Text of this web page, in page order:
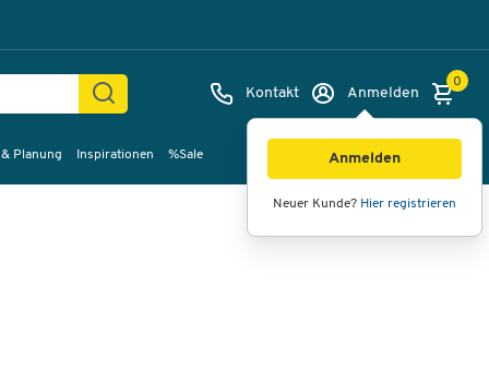
Kontakt Anmelden
Anmelden
Neuer Kunde? Hier registrieren
0
Planung Inspirationen %Sale
Bilder Videos 360°-Ansicht